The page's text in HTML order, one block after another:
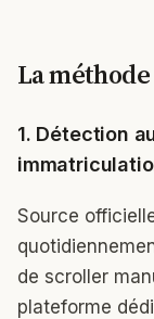
La
1. Détection
Source
de scroller
plateforme